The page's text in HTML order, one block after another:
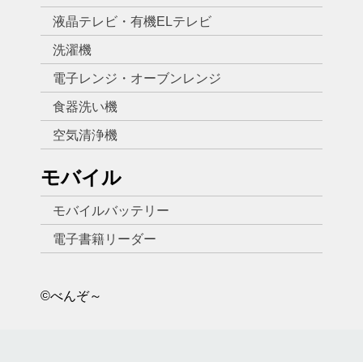
液晶テレビ・有機ELテレビ
洗濯機
電子レンジ・オーブンレンジ
食器洗い機
空気清浄機
モバイル
モバイルバッテリー
電子書籍リーダー
©べんぞ～